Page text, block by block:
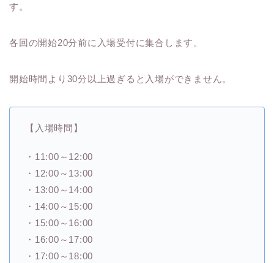
す。
各回の開始20分前に入場受付に集合します。
開始時間より30分以上過ぎると入場ができません。
【入場時間】
・11:00～12:00
・12:00～13:00
・13:00～14:00
・14:00～15:00
・15:00～16:00
・16:00～17:00
・17:00～18:00